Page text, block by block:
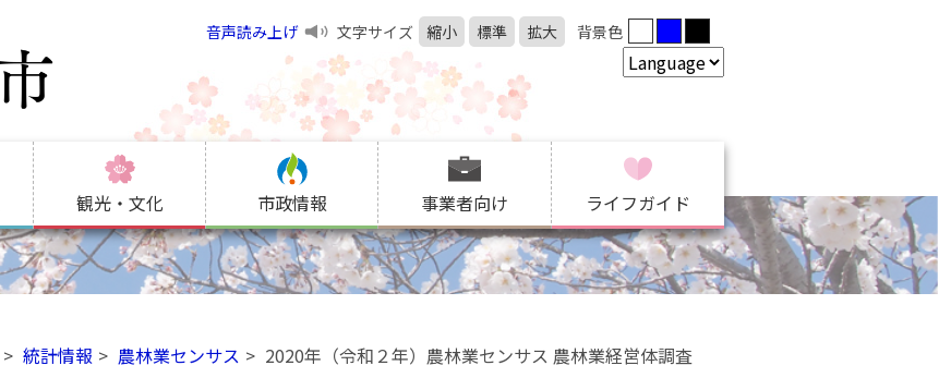
音声読み上げ 文字サイズ 縮小 標準 拡大 背景色
観光・文化 市政情報 事業者向け ライフガイド
統計情報 農林業センサス 2020年（令和２年）農林業センサス 農林業経営体調査